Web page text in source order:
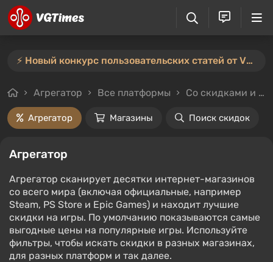
⚡️ Новый конкурс пользовательских статей от VGTimes — участвуйте тут ⚡️
Агрегатор Все платформы Со скидками и без
Агрегатор Магазины Поиск скидок
Агрегатор
Агрегатор сканирует десятки интернет-магазинов
со всего мира (включая официальные, например
Steam, PS Store и Epic Games) и находит лучшие
скидки на игры. По умолчанию показываются самые
выгодные цены на популярные игры. Используйте
фильтры, чтобы искать скидки в разных магазинах,
для разных платформ и так далее.